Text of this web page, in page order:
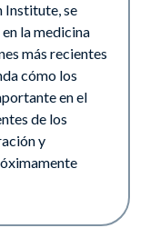
Institute, se
la medicina
más recientes
cómo los
en el
de los
y